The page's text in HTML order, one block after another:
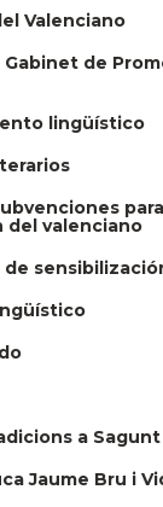
Valenciano
Gabinet de
lingüístico
del valenciano
de
a Sagunt
Jaume Bru i